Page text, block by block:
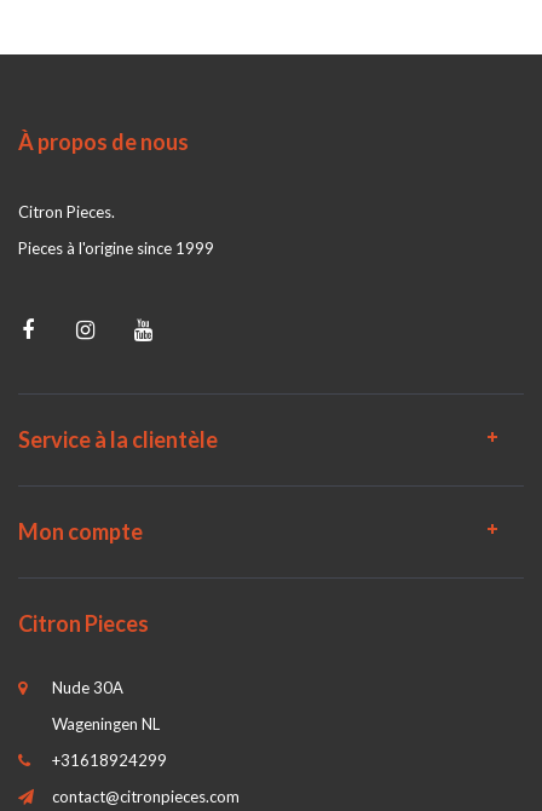
À propos de nous
Citron Pieces.
Pieces à l'origine since 1999
Service à la clientèle
Mon compte
Citron Pieces
Nude 30A
Wageningen NL
+31618924299
contact@citronpieces.com